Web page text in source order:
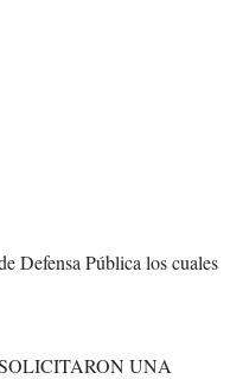
Defensa Pública los cuales
UNA